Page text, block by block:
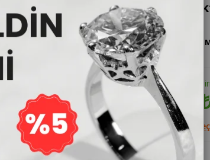
D Renk 0.20 Karat Pırlanta
İncelemekte olduğunuz model,Keops Pırlanta
25.956₺
50 Sepette %20
8.652₺ `den başlayan taksitlerle Diğer